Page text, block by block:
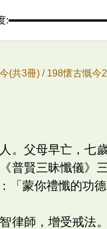
:
(共3冊) / 198懷古慨今
。父母早亡，七
普賢三昧懺儀》
「蒙你禮懺的功德
律師，增受戒法